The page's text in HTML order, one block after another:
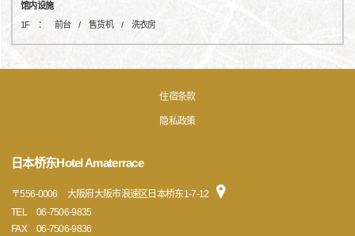
馆内设施
1F ： 前台 / 售货机 / 洗衣房
住宿条款
隐私政策
日本桥东Hotel Amaterrace
〒556-0006
大阪府大阪市浪速区日本桥东1-7-12
TEL
06-7506-9835
FAX
06-7506-9836